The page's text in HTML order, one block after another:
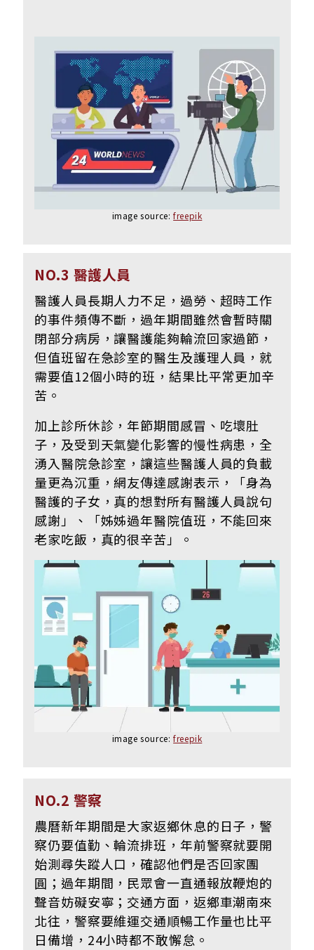
image source: freepik
NO.3 醫護人員
醫護人員長期人力不足，過勞、超時工作
的事件頻傳不斷，過年期間雖然會暫時關
閉部分病房，讓醫護能夠輪流回家過節，
但值班留在急診室的醫生及護理人員，就
需要值12個小時的班，結果比平常更加辛
苦。
加上診所休診，年節期間感冒、吃壞肚
子，及受到天氣變化影響的慢性病患，全
湧入醫院急診室，讓這些醫護人員的負載
量更為沉重，網友傳達感謝表示，「身為
醫護的子女，真的想對所有醫護人員說句
感謝」、「姊姊過年醫院值班，不能回來
老家吃飯，真的很辛苦」。
image source: freepik
NO.2 警察
農曆新年期間是大家返鄉休息的日子，警
察仍要值勤、輪流排班，年前警察就要開
始測尋失蹤人口，確認他們是否回家團
圓；過年期間，民眾會一直通報放鞭炮的
聲音妨礙安寧；交通方面，返鄉車潮南來
北往，警察要維運交通順暢工作量也比平
日備增，24小時都不敢懈怠。